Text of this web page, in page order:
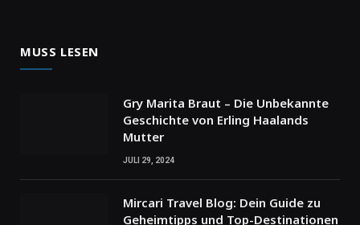
MUSS LESEN
Gry Marita Braut – Die Unbekannte
Geschichte von Erling Haalands
Mutter
JULI 29, 2024
Mircari Travel Blog: Dein Guide zu
Geheimtipps und Top-Destinationen